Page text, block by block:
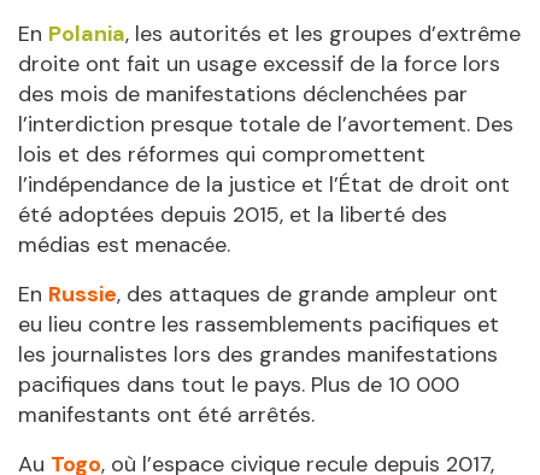
En Polania, les autorités et les groupes d’extrême
droite ont fait un usage excessif de la force lors
des mois de manifestations déclenchées par
l’interdiction presque totale de l’avortement. Des
lois et des réformes qui compromettent
l’indépendance de la justice et l’État de droit ont
été adoptées depuis 2015, et la liberté des
médias est menacée.
En Russie, des attaques de grande ampleur ont
eu lieu contre les rassemblements pacifiques et
les journalistes lors des grandes manifestations
pacifiques dans tout le pays. Plus de 10 000
manifestants ont été arrêtés.
Au Togo, où l’espace civique recule depuis 2017,